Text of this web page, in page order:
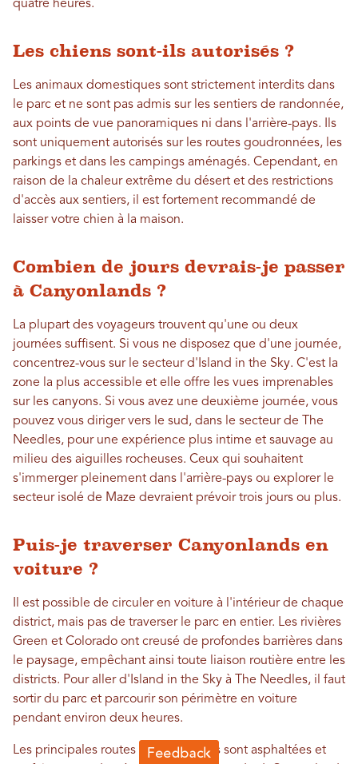
quatre heures.
Les chiens sont-ils autorisés ?
Les animaux domestiques sont strictement interdits dans
le parc et ne sont pas admis sur les sentiers de randonnée,
aux points de vue panoramiques ni dans l'arrière-pays. Ils
sont uniquement autorisés sur les routes goudronnées, les
parkings et dans les campings aménagés. Cependant, en
raison de la chaleur extrême du désert et des restrictions
d'accès aux sentiers, il est fortement recommandé de
laisser votre chien à la maison.
Combien de jours devrais-je passer
à Canyonlands ?
La plupart des voyageurs trouvent qu'une ou deux
journées suffisent. Si vous ne disposez que d'une journée,
concentrez-vous sur le secteur d'Island in the Sky. C'est la
zone la plus accessible et elle offre les vues imprenables
sur les canyons. Si vous avez une deuxième journée, vous
pouvez vous diriger vers le sud, dans le secteur de The
Needles, pour une expérience plus intime et sauvage au
milieu des aiguilles rocheuses. Ceux qui souhaitent
s'immerger pleinement dans l'arrière-pays ou explorer le
secteur isolé de Maze devraient prévoir trois jours ou plus.
Puis-je traverser Canyonlands en
voiture ?
Il est possible de circuler en voiture à l'intérieur de chaque
district, mais pas de traverser le parc en entier. Les rivières
Green et Colorado ont creusé de profondes barrières dans
le paysage, empêchant ainsi toute liaison routière entre les
districts. Pour aller d'Island in the Sky à The Needles, il faut
sortir du parc et parcourir son périmètre en voiture
pendant environ deux heures.
Les principales routes panoramiques sont asphaltées et